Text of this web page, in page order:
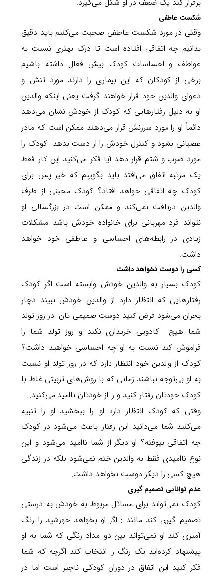
برقرار کند یک ضعف در او شکل می‌گیرد.
شکست عاطفی
وقتی در مورد شکست عاطفی صحبت می‌کنیم باید دقیق
بدانیم چه اتفاقی افتاده است تا درک بهتری نسبت به
عواطف و احساسات کودک بیش فعال داشته باشیم
برخی از کودکان که این بیماری را دارند مورد تنش و
دعوای والدین خود قرار خواهند گرفت یعنی اینکه والدین
او به دلیل رفتارهایی که کودک از خودش نشان می‌دهد
دائماً او را مورد سرزنش قرار می‌دهند ممکن است که مادر
عصبانی بشود و کنترل خودش را از دست بدهد کودک را
مورد ضرب و شتم قرار دهد آیا فکر می‌کنید این کار فقط
یک مرتبه اتفاق می‌افتد باید بگوییم که خیر پس برای
کودک چه اتفاقی خواهد افتاد؟ کودک محبتی از طرف
والدین دریافت نمی‌کند و ممکن است در بزرگسالی او
نتواند فرد مهربانی برای خانواده خودش باشد مشکلات
زیادی در رابطه‌های احساسی و عاطفی خود خواهد
داشت.
کسی را دوست نخواهد داشت
کودک بسیار به والدین خودش وابسته است اگر کودک
رفتارهایی که انتظار دارد از والدین خودش نبیند دچار
بحران می‌شود فرض کنید دوست صمیمی تان در روز تولد
شما هیچ کادویی خریداری نکند و روز تولد شما را
فراموش کند نسبت به او چه احساسی خواهید داشت؟
کودک از والدین خود انتظار دارد که در روز تولد او نسبت
به او بی‌توجه نباشند زمانی که با روش‌های تربیتی غلط با
کودک خودتان رفتار کنید و را از خودتان ناامید می‌کنید.
وقتی که کودک انتظار دارد او را ببخشید او را تنبیه
می‌کنید شما می‌دانید این رفتار باعث می‌شود در کودک
چه اتفاقی بیوفته؟ او دیگر از شما ناامید می‌شود و این
نوع ناامیدی فقط به والدین ختم نمی‌شود بلکه در زندگی
هیچ کسی را دیگر دوست نخواهد داشت.
عدم توانایی تصمیم گیری
کودک نمی‌تواند برای مسائل مربوط به خودش به درستی
تصمیم گیری کند مانند : اگر او بخواهد خورشید را رنگ
آمیزی کند او نمی‌تواند بین دو مداد رنگی که شما به او
پیشنهاد کرده‌اید یک رنگ را انتخاب کند اگرچه که شما
فکر کنید این اتفاق در دوران کودکی ناچیز است اما در